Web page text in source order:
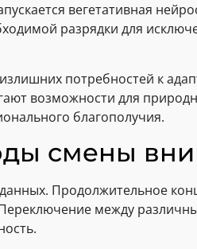
вегетативная
разрядки для
потребностей к
возможности для
благополучия.
смены
Продолжительное
между